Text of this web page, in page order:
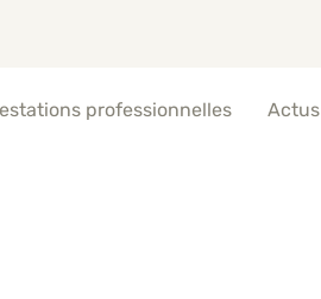
professionnelles Actus